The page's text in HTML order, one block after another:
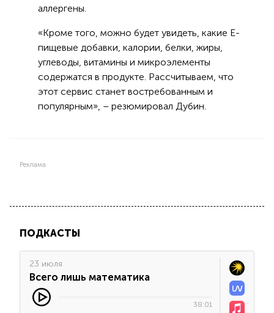
аллергены.
«Кроме того, можно будет увидеть, какие Е-
пищевые добавки, калории, белки, жиры,
углеводы, витамины и микроэлементы
содержатся в продукте. Рассчитываем, что
этот сервис станет востребованным и
популярным», – резюмировал Дубин.
Реклама
ПОДКАСТЫ
23 июля
Всего лишь математика
38:01